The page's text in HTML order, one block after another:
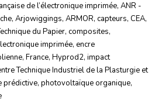
de l’électronique imprimée, ANR -
, Arjowiggings, ARMOR, capteurs, CEA,
du Papier, composites,
imprimée, encre
, France, Hyprod2, impact
Technique Industriel de la Plasturgie et
prédictive, photovoltaïque organique,